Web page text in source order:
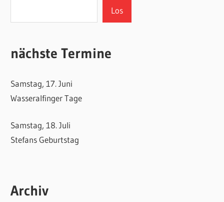
Los
nächste Termine
Samstag, 17. Juni
Wasseralfinger Tage
Samstag, 18. Juli
Stefans Geburtstag
Archiv